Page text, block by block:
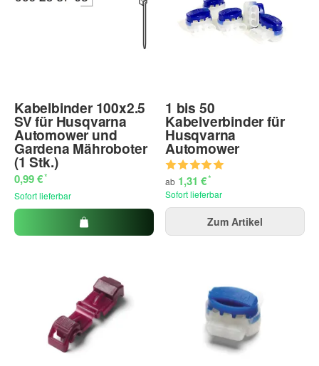
Kabelbinder 100x2.5
SV für Husqvarna
Automower und
Gardena Mähroboter
(1 Stk.)
0,99 €*
Sofort lieferbar
1 bis 50
Kabelverbinder für
Husqvarna
Automower
ab 1,31 €*
Sofort lieferbar
Zum Artikel